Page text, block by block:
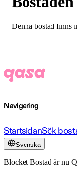
Denna bostad finns
Navigering
StartsidanSök
Svenska
Blocket Bostad är nu